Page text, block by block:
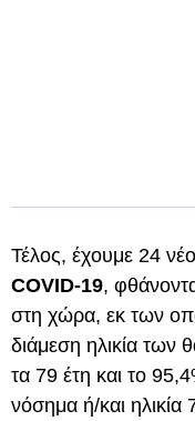
Τέλος, έχουμε 24
COVID-19,
στη χώρα, εκ των
διάμεση ηλικία των
τα 79 έτη και το
νόσημα ή/και ηλικία